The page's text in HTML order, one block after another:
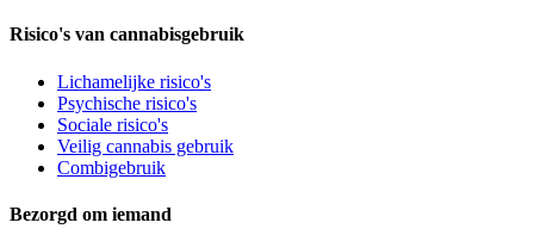
Risico's van cannabisgebruik
Lichamelijke risico's
Psychische risico's
Sociale risico's
Veilig cannabis gebruik
Combigebruik
Bezorgd om iemand